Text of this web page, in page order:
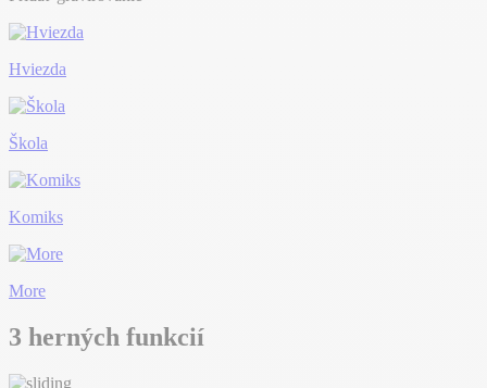
Hviezda
Škola
Komiks
More
3 herných funkcií